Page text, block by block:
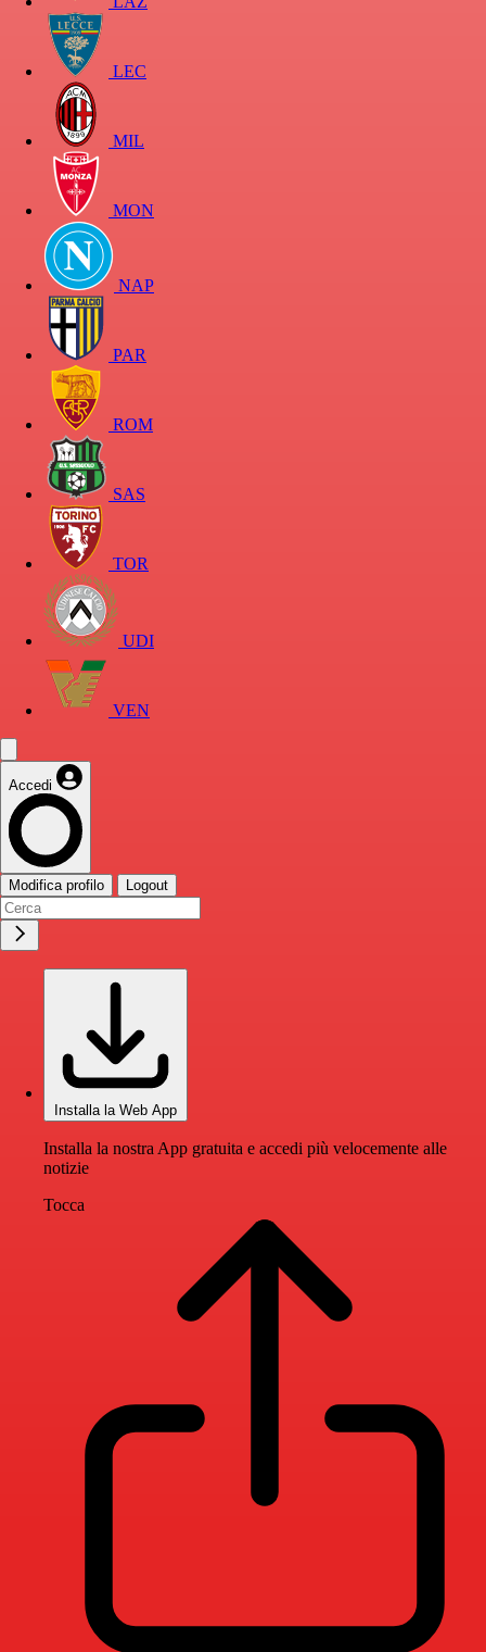
LEC
MIL
MON
NAP
PAR
ROM
SAS
TOR
UDI
VEN
Accedi
Modifica profilo Logout
Installa la Web App
Installa la nostra App gratuita e accedi più velocemente alle
notizie
Tocca